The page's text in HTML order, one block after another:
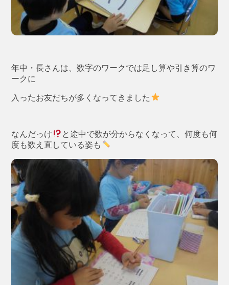
年中・長さんは、数字のワークでは足し算や引き算のワ
ークに
入ったお友だちが多くなってきました
なんだっけ
と途中で数が分からなくなって、何度も何
度も数え直している姿も